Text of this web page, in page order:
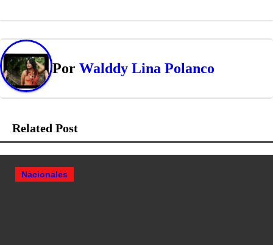
Por Walddy Lina Polanco
Related Post
Nacionales